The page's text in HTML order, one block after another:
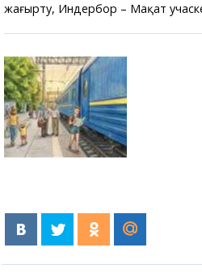
жаңғырту, Индербор – Мақат